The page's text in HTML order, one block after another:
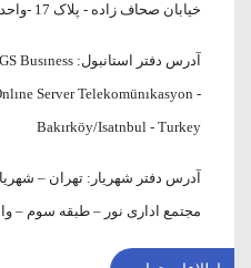
خیابان صحاف زاده - پلاک 17 -واحد1/1
آدرس دفتر استانبول: Busıness
Server Telekomünıkasyon -
Bakırköy/Isatnbul - Turkey
آدرس دفتر شهریار:
مجتمع اداری نور – طبقه سوم –